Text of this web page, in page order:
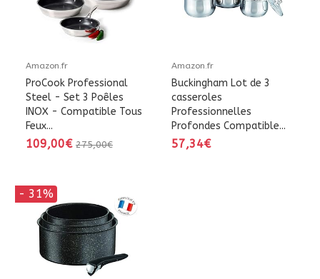
Amazon.fr
ProCook Professional
Steel - Set 3 Poêles
INOX - Compatible Tous
Feux...
109,00€ 275,00€
Amazon.fr
Buckingham Lot de 3
casseroles
Professionnelles
Profondes Compatible...
57,34€
- 31%